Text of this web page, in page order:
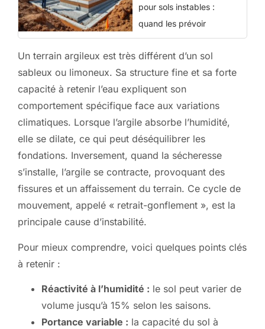
pour sols instables :
quand les prévoir
Un terrain argileux est très différent d’un sol
sableux ou limoneux. Sa structure fine et sa forte
capacité à retenir l’eau expliquent son
comportement spécifique face aux variations
climatiques. Lorsque l’argile absorbe l’humidité,
elle se dilate, ce qui peut déséquilibrer les
fondations. Inversement, quand la sécheresse
s’installe, l’argile se contracte, provoquant des
fissures et un affaissement du terrain. Ce cycle de
mouvement, appelé « retrait-gonflement », est la
principale cause d’instabilité.
Pour mieux comprendre, voici quelques points clés
à retenir :
Réactivité à l’humidité : le sol peut varier de
volume jusqu’à 15% selon les saisons.
Portance variable : la capacité du sol à